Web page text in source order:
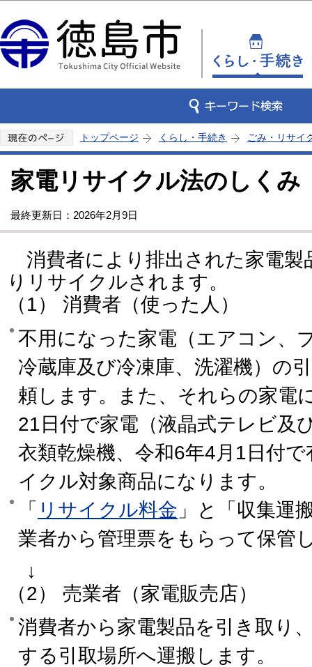
トップページ くらし・手続き ごみ・リサイ
家電リサイクル法のしくみ
最終更新日：2026年2月9日
消費者により排出された家電製
りリサイクルされます。
（1） 消費者（使った人）
不用になった家電（エアコン、
冷蔵庫及び冷凍庫、洗濯機）の
頼します。また、それらの家電
21日付で家電（液晶式テレビ及
衣類乾燥機、令和6年4月1日付
イクル対象商品になります。
「 リサイクル料金 」と「収集運
業者から管理票をもらって保管
↓
（2） 売業者（家電販売店）
消費者から家電製品を引き取り
する引取場所へ運搬します。